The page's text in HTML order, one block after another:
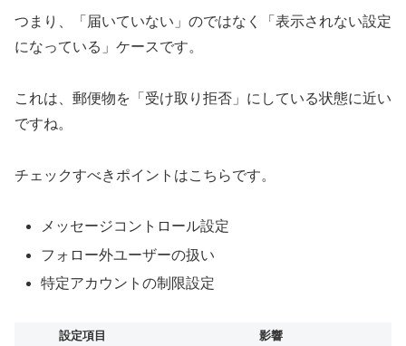
つまり、「届いていない」のではなく「表示されない設定
になっている」ケースです。
これは、郵便物を「受け取り拒否」にしている状態に近い
ですね。
チェックすべきポイントはこちらです。
メッセージコントロール設定
フォロー外ユーザーの扱い
特定アカウントの制限設定
設定項目
影響